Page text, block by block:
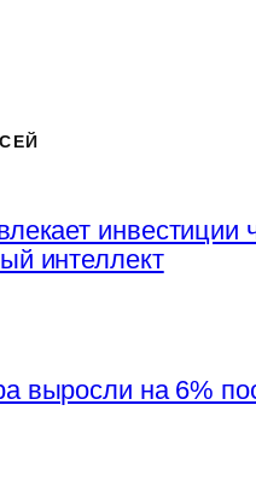
интеллект
выросли на 6%